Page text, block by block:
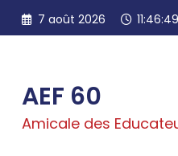
Aller
7 août 2026 11:46:51
AEF 60
Amicale des